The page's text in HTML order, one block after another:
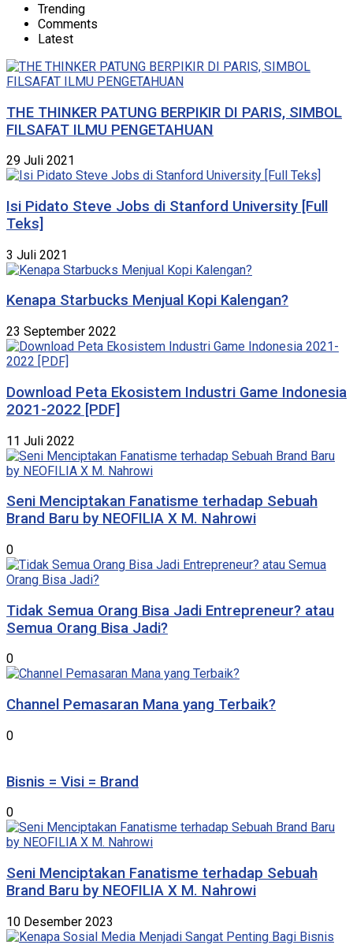
Trending
Comments
Latest
THE THINKER PATUNG BERPIKIR DI PARIS, SIMBOL
FILSAFAT ILMU PENGETAHUAN
29 Juli 2021
Isi Pidato Steve Jobs di Stanford University [Full
Teks]
3 Juli 2021
Kenapa Starbucks Menjual Kopi Kalengan?
23 September 2022
Download Peta Ekosistem Industri Game Indonesia
2021-2022 [PDF]
11 Juli 2022
Seni Menciptakan Fanatisme terhadap Sebuah
Brand Baru by NEOFILIA X M. Nahrowi
0
Tidak Semua Orang Bisa Jadi Entrepreneur? atau
Semua Orang Bisa Jadi?
0
Channel Pemasaran Mana yang Terbaik?
0
Bisnis = Visi = Brand
0
Seni Menciptakan Fanatisme terhadap Sebuah
Brand Baru by NEOFILIA X M. Nahrowi
10 Desember 2023